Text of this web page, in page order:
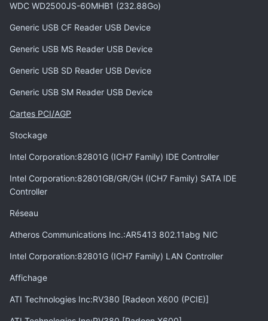
WDC WD2500JS-60MHB1 (232.88Go)
Generic USB CF Reader USB Device
Generic USB MS Reader USB Device
Generic USB SD Reader USB Device
Generic USB SM Reader USB Device
Cartes PCI/AGP
Stockage
Intel Corporation:82801G (ICH7 Family) IDE Controller
Intel Corporation:82801GB/GR/GH (ICH7 Family) SATA IDE
Controller
Réseau
Atheros Communications Inc.:AR5413 802.11abg NIC
Intel Corporation:82801G (ICH7 Family) LAN Controller
Affichage
ATI Technologies Inc:RV380 [Radeon X600 (PCIE)]